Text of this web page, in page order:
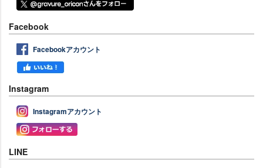
Facebook
Facebookアカウント
Instagram
Instagramアカウント
LINE